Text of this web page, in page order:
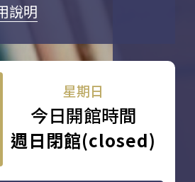
說明
星期日
今日開館時間
週日閉館(closed)